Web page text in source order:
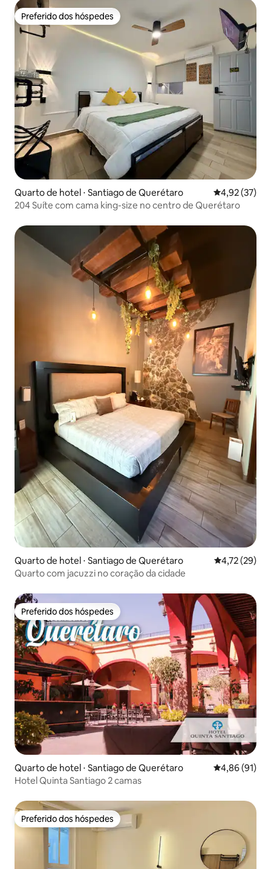
Preferido dos hóspedes
Preferido dos hóspedes
Quarto de hotel ⋅ Santiago de Querétaro 4,92 de uma
4,92 (37)
204 Suíte com cama king-size no centro de Querétaro
Quarto de hotel ⋅ Santiago de Querétaro 4,72 de uma
4,72 (29)
Quarto com jacuzzi no coração da cidade
Preferido dos hóspedes
Preferido dos hóspedes
Quarto de hotel ⋅ Santiago de Querétaro 4,86 de uma
4,86 (91)
Hotel Quinta Santiago 2 camas
Preferido dos hóspedes
Preferido dos hóspedes